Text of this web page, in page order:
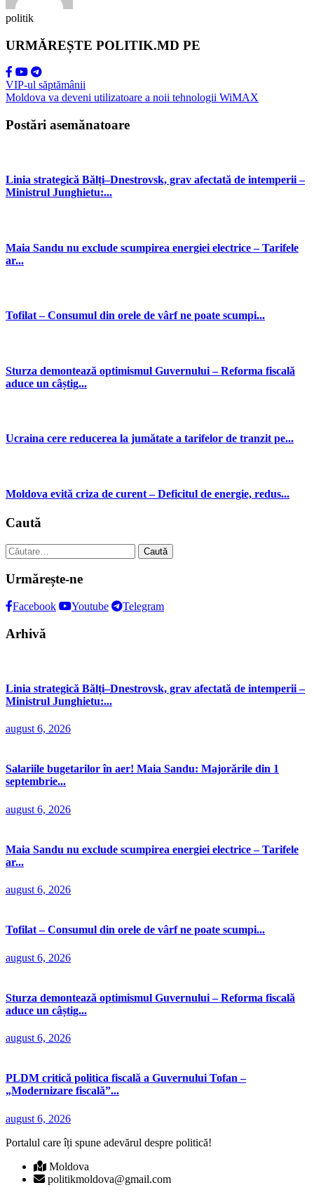
politik
URMĂREȘTE POLITIK.MD PE
VIP-ul săptămânii
Moldova va deveni utilizatoare a noii tehnologii WiMAX
Postări asemănatoare
Linia strategică Bălți–Dnestrovsk, grav afectată de intemperii –
Ministrul Junghietu:...
Maia Sandu nu exclude scumpirea energiei electrice – Tarifele
ar...
Tofilat – Consumul din orele de vârf ne poate scumpi...
Sturza demontează optimismul Guvernului – Reforma fiscală
aduce un câștig...
Ucraina cere reducerea la jumătate a tarifelor de tranzit pe...
Moldova evită criza de curent – Deficitul de energie, redus...
Caută
Caută
după:
Urmărește-ne
Facebook Youtube Telegram
Arhivă
Linia strategică Bălți–Dnestrovsk, grav afectată de intemperii –
Ministrul Junghietu:...
august 6, 2026
Salariile bugetarilor în aer! Maia Sandu: Majorările din 1
septembrie...
august 6, 2026
Maia Sandu nu exclude scumpirea energiei electrice – Tarifele
ar...
august 6, 2026
Tofilat – Consumul din orele de vârf ne poate scumpi...
august 6, 2026
Sturza demontează optimismul Guvernului – Reforma fiscală
aduce un câștig...
august 6, 2026
PLDM critică politica fiscală a Guvernului Tofan –
„Modernizare fiscală”...
august 6, 2026
Portalul care îți spune adevărul despre politică!
Moldova
politikmoldova@gmail.com